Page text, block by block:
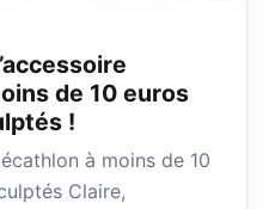
de 10 euros
!
à moins de 10
Claire,